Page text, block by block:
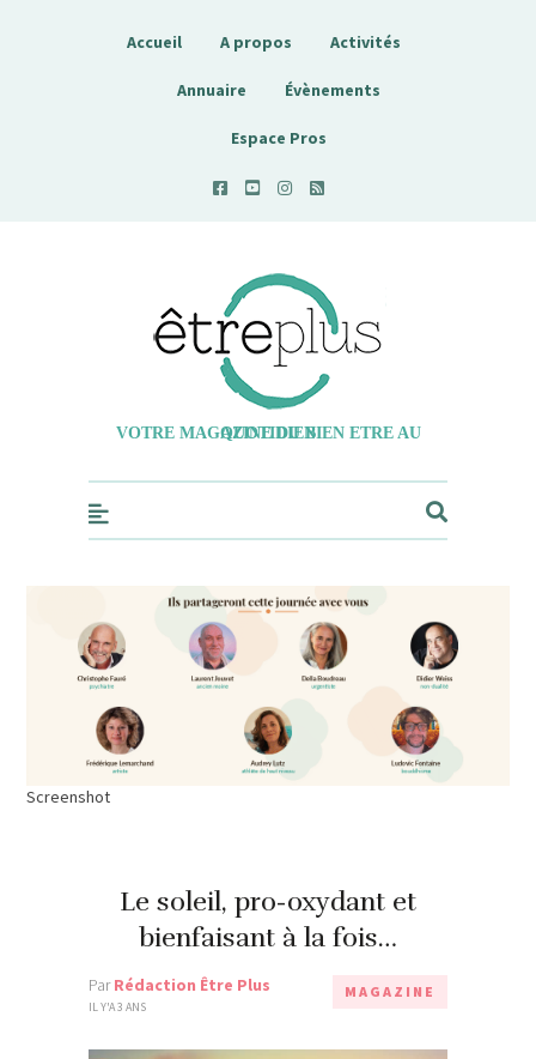
Accueil A propos Activités
Annuaire Évènements
Espace Pros
Etreplus
VOTRE MAGAZINE DU BIEN ETRE AU QUOTIDIEN
Screenshot
Le soleil, pro-oxydant et
bienfaisant à la fois…
ParRédaction Être Plus
IL Y'A 3 ANS
MAGAZINE